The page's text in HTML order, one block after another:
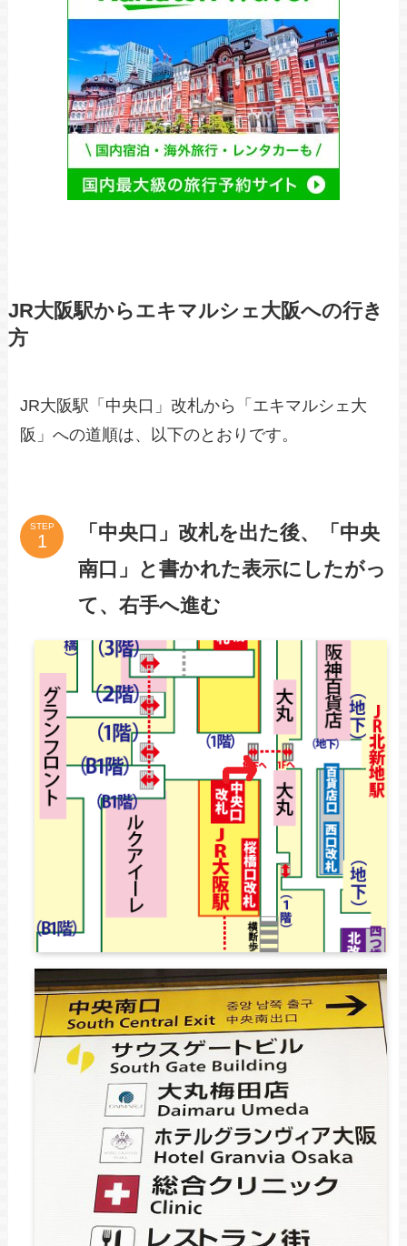
JR大阪駅からエキマルシェ大阪への行き
方
JR大阪駅「中央口」改札から「エキマルシェ大
阪」への道順は、以下のとおりです。
STEP
「中央口」改札を出た後、「中央
南口」と書かれた表示にしたがっ
て、右手へ進む